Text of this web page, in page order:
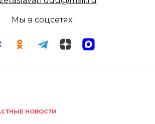
Мы в соцсетях:
НОВОСТИ